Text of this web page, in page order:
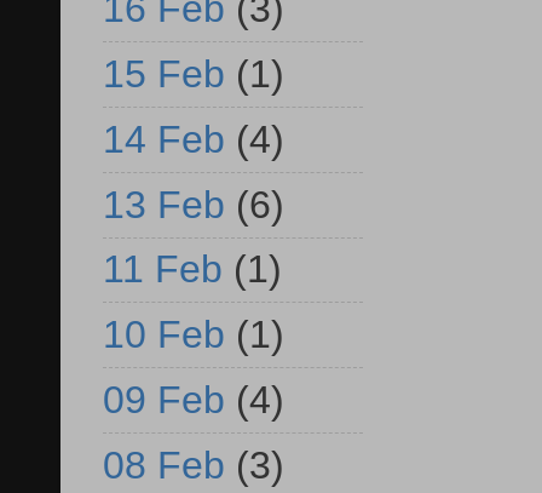
16 Feb (3)
15 Feb (1)
14 Feb (4)
13 Feb (6)
11 Feb (1)
10 Feb (1)
09 Feb (4)
08 Feb (3)